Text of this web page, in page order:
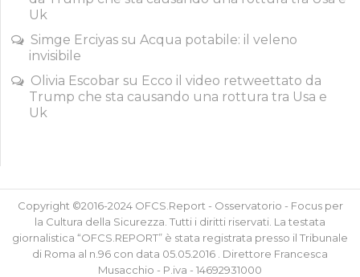
Uk
Simge Erciyas su Acqua potabile: il veleno
invisibile
Olivia Escobar su Ecco il video retweettato da
Trump che sta causando una rottura tra Usa e
Uk
Copyright ©2016-2024 OFCS.Report - Osservatorio - Focus per
la Cultura della Sicurezza. Tutti i diritti riservati. La testata
giornalistica “OFCS.REPORT” è stata registrata presso il Tribunale
di Roma al n.96 con data 05.05.2016 . Direttore Francesca
Musacchio - P.iva - 14692931000